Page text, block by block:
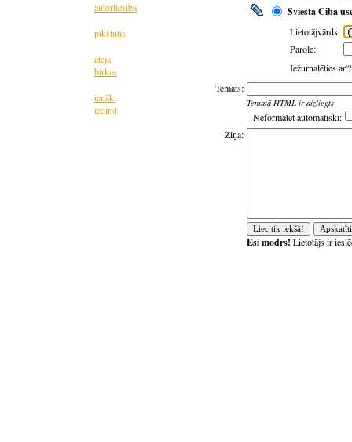
autortiesība
pīkstulis
ateja
birkas
ienākt
iedirst
Sviesta Ciba
Lietotājvārds:
Parole:
Iežurnalēties
Temats:
Tematā HTML ir aizliegts
Neformatēt automātiski:
Ziņa:
Esi modrs! Lietotājs ir